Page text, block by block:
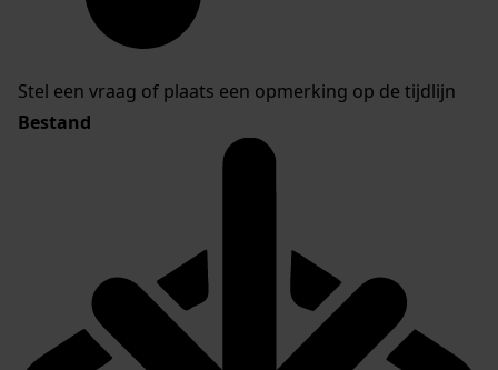
Stel een vraag of plaats een opmerking op de tijdlijn
Bestand